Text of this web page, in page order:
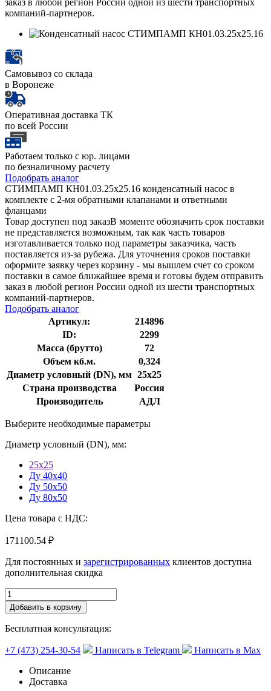
заказ в любой регион России одной из шести транспортных
компаний-партнеров.
Самовывоз со склада
в Воронеже
Оперативная доставка ТК
по всей России
Работаем только с юр. лицами
по безналичному расчету
Подобрать аналог
СТИМПАМП КН01.03.25х25.16 конденсатный насос в
комплекте с 2-мя обратными клапанами и ответными
фланцами
Товар доступен под заказВ моменте обозначить срок поставки
не представляется возможным, так как часть товаров
изготавливается только под параметры заказчика, часть
поставляется из-за рубежа. Для уточнения сроков поставки
оформите заявку через корзину - мы вышлем счет со сроком
поставки в самое ближайшее время и готовы будем отправить
заказ в любой регион России одной из шести транспортных
компаний-партнеров.
Подобрать аналог
Артикул:
214896
ID:
2299
Масса (брутто)
72
Объем кб.м.
0,324
Диаметр условный (DN), мм 25х25
Страна производства
Россия
Производитель
АДЛ
Выберите необходимые параметры
Диаметр условный (DN), мм:
25х25
Ду 40х40
Ду 50х50
Ду 80х50
Цена товара с НДС:
171100.54 ₽
Для постоянных и зарегистрированных клиентов доступна
дополнительная скидка
Добавить в корзину
Бесплатная консультация:
+7 (473) 254-30-54 Написать в Telegram
Написать в Max
Описание
Доставка